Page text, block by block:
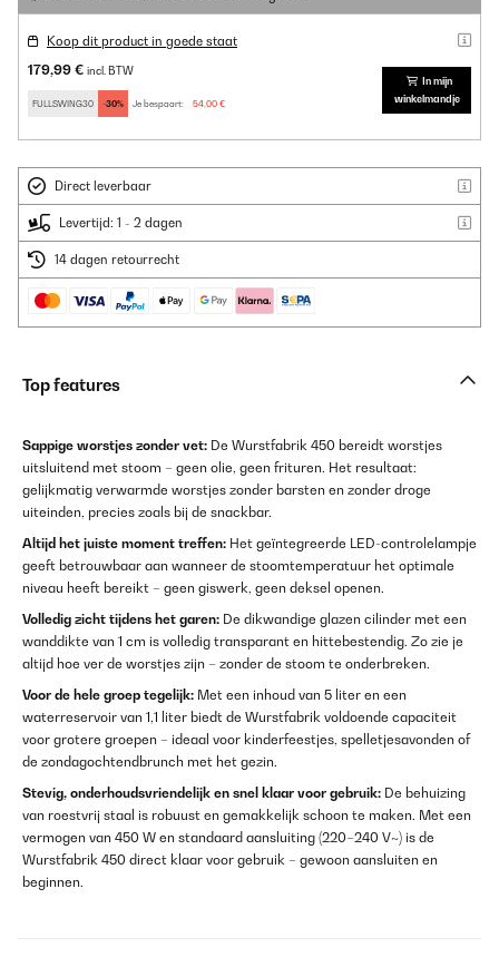
Koop dit product in goede staat
179,99 € incl. BTW
FULLSWING30 -30% Je bespaart: 54,00 €
In mijn
winkelmandje
Direct leverbaar
Levertijd: 1 - 2 dagen
14 dagen retourrecht
Top features
Sappige worstjes zonder vet: De Wurstfabrik 450 bereidt worstjes
uitsluitend met stoom – geen olie, geen frituren. Het resultaat:
gelijkmatig verwarmde worstjes zonder barsten en zonder droge
uiteinden, precies zoals bij de snackbar.
Altijd het juiste moment treffen: Het geïntegreerde LED-controlelampje
geeft betrouwbaar aan wanneer de stoomtemperatuur het optimale
niveau heeft bereikt – geen giswerk, geen deksel openen.
Volledig zicht tijdens het garen: De dikwandige glazen cilinder met een
wanddikte van 1 cm is volledig transparant en hittebestendig. Zo zie je
altijd hoe ver de worstjes zijn – zonder de stoom te onderbreken.
Voor de hele groep tegelijk: Met een inhoud van 5 liter en een
waterreservoir van 1,1 liter biedt de Wurstfabrik voldoende capaciteit
voor grotere groepen – ideaal voor kinderfeestjes, spelletjesavonden of
de zondagochtendbrunch met het gezin.
Stevig, onderhoudsvriendelijk en snel klaar voor gebruik: De behuizing
van roestvrij staal is robuust en gemakkelijk schoon te maken. Met een
vermogen van 450 W en standaard aansluiting (220–240 V~) is de
Wurstfabrik 450 direct klaar voor gebruik – gewoon aansluiten en
beginnen.